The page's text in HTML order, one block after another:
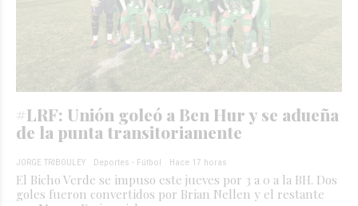
#LRF: Unión goleó a Ben Hur y se adueña
de la punta transitoriamente
JORGE TRIBOULEY Deportes - Fútbol Hace 17 horas
El Bicho Verde se impuso este jueves por 3 a 0 a la BH. Dos
goles fueron convertidos por Brian Nellen y el restante